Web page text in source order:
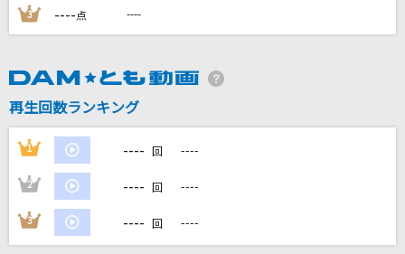
3 ----点 ----
再生回数ランキング
1 ---- 回 ----
2 ---- 回 ----
3 ---- 回 ----